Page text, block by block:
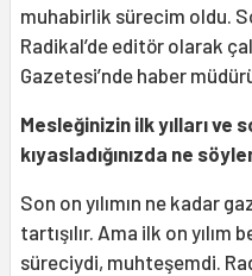
muhabirlik sürecim oldu.
Radikal’de editör olarak
Gazetesi’nde haber
Mesleğinizin ilk yılları ve
kıyasladığınızda ne
Son on yılımın ne kadar
tartışılır. Ama ilk on
süreciydi, muhteşemdi.